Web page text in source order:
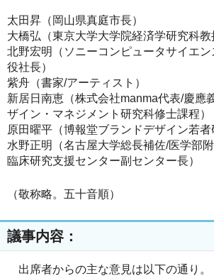
太田昇（岡山県真庭市長）
大橋弘（東京大学大学院経済学研究科教
北野宏明（ソニーコンピュータサイエ
役社長）
紫舟（書家/アーティスト）
新居日南恵（株式会社manma代表/慶應
ザイン・マネジメント研究科修士課程）
原田曜平（博報堂ブランドデザイン若者
水野正明（名古屋大学総長補佐/医学部
臨床研究支援センター副センタ
（敬称略。五十音順）
議事内容：
出席者からの主な意見は以下の通り。